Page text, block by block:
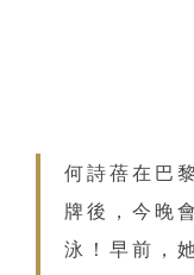
何詩蓓在巴
牌後，今晚
泳！早前，